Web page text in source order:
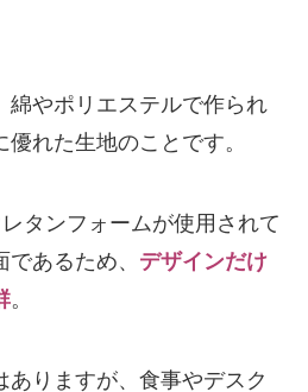
綿やポリエステルで作られ
れた生地のことです。
タンフォームが使用されて
あるため、 デザインだけ
。
ありますが、食事やデスク